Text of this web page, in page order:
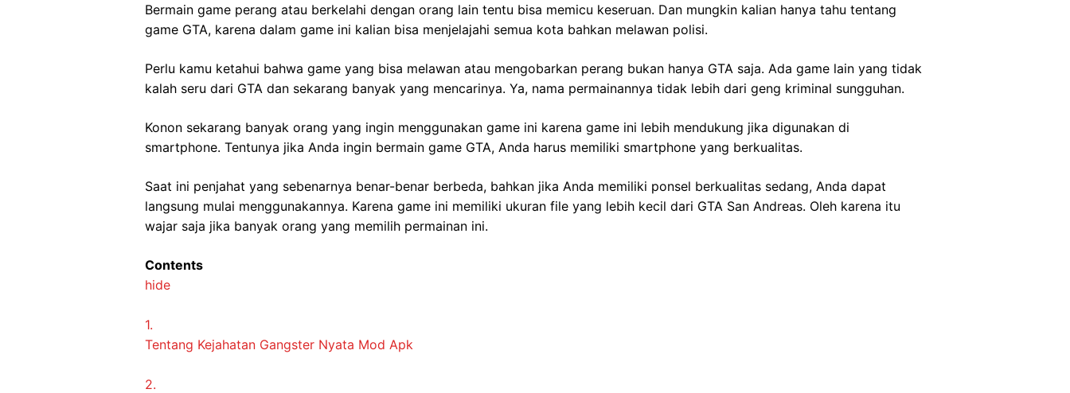
Bermain game perang atau berkelahi dengan orang lain tentu bisa memicu keseruan. Dan mungkin kalian hanya tahu tentang
game GTA, karena dalam game ini kalian bisa menjelajahi semua kota bahkan melawan polisi.
Perlu kamu ketahui bahwa game yang bisa melawan atau mengobarkan perang bukan hanya GTA saja. Ada game lain yang tidak
kalah seru dari GTA dan sekarang banyak yang mencarinya. Ya, nama permainannya tidak lebih dari geng kriminal sungguhan.
Konon sekarang banyak orang yang ingin menggunakan game ini karena game ini lebih mendukung jika digunakan di
smartphone. Tentunya jika Anda ingin bermain game GTA, Anda harus memiliki smartphone yang berkualitas.
Saat ini penjahat yang sebenarnya benar-benar berbeda, bahkan jika Anda memiliki ponsel berkualitas sedang, Anda dapat
langsung mulai menggunakannya. Karena game ini memiliki ukuran file yang lebih kecil dari GTA San Andreas. Oleh karena itu
wajar saja jika banyak orang yang memilih permainan ini.
Contents
hide
1.
Tentang Kejahatan Gangster Nyata Mod Apk
2.